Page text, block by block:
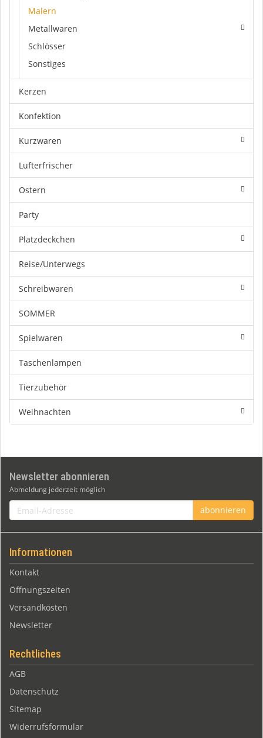
Malern
Metallwaren
Schlösser
Sonstiges
Kerzen
Konfektion
Kurzwaren
Lufterfrischer
Ostern
Party
Platzdeckchen
Reise/Unterwegs
Schreibwaren
SOMMER
Spielwaren
Taschenlampen
Tierzubehör
Weihnachten
Newsletter abonnieren
Abmeldung jederzeit möglich
Email-
Adresse
abonnieren
Informationen
Kontakt
Öffnungszeiten
Versandkosten
Newsletter
Rechtliches
AGB
Datenschutz
Sitemap
Widerrufsformular